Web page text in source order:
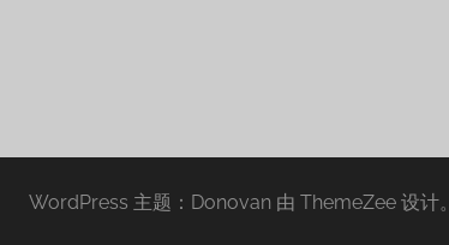
WordPress 主题：Donovan 由 ThemeZee 设计。